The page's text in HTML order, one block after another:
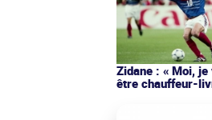
Zidane : « Moi,
être chauffeur-